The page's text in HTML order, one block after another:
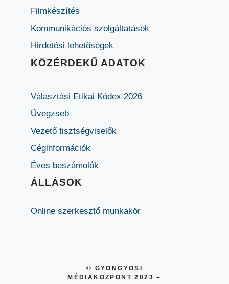
Filmkészítés
Kommunikációs szolgáltatások
Hirdetési lehetőségek
KÖZÉRDEKŰ ADATOK
Választási Etikai Kódex 2026
Üvegzseb
Vezető tisztségviselők
Céginformációk
Éves beszámolók
ÁLLÁSOK
Online szerkesztő munkakör
© GYÖNGYÖSI
MÉDIAKÖZPONT 2023 –